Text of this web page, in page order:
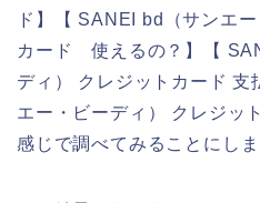
ド】【 SANEI bd（サンエ
カード 使えるの？】【
ディ） クレジットカード
エー・ビーディ） クレジッ
感じで調べてみることにしま